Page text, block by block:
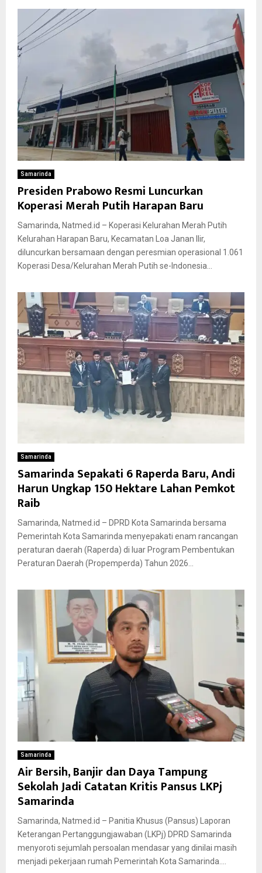
Samarinda
Presiden Prabowo Resmi Luncurkan
Koperasi Merah Putih Harapan Baru
Samarinda, Natmed.id – Koperasi Kelurahan Merah Putih
Kelurahan Harapan Baru, Kecamatan Loa Janan Ilir,
diluncurkan bersamaan dengan peresmian operasional 1.061
Koperasi Desa/Kelurahan Merah Putih se-Indonesia...
Samarinda
Samarinda Sepakati 6 Raperda Baru, Andi
Harun Ungkap 150 Hektare Lahan Pemkot
Raib
Samarinda, Natmed.id – DPRD Kota Samarinda bersama
Pemerintah Kota Samarinda menyepakati enam rancangan
peraturan daerah (Raperda) di luar Program Pembentukan
Peraturan Daerah (Propemperda) Tahun 2026...
Samarinda
Air Bersih, Banjir dan Daya Tampung
Sekolah Jadi Catatan Kritis Pansus LKPj
Samarinda
Samarinda, Natmed.id – Panitia Khusus (Pansus) Laporan
Keterangan Pertanggungjawaban (LKPj) DPRD Samarinda
menyoroti sejumlah persoalan mendasar yang dinilai masih
menjadi pekerjaan rumah Pemerintah Kota Samarinda....